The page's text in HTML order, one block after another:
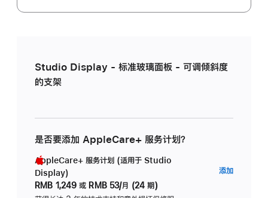
Studio Display - 标准玻璃面板 - 可调倾斜度
的支架
是否要添加 AppleCare+ 服务计划？
AppleCare+ 服务计划 (适用于 Studio
Display)
RMB 1,249 或 RMB 53/月 (24 期)
添加